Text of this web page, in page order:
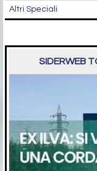
Altri Speciali
SIDERWEB